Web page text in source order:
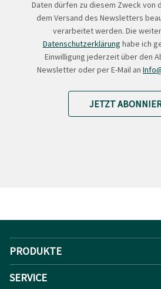
Daten dürfen zu diesem Zweck von
dem Versand des Newsletters
verarbeitet werden. Die
Datenschutzerklärung habe ich
Einwilligung jederzeit über den
Newsletter oder per E-Mail an
JETZT
PRODUKTE
SERVICE